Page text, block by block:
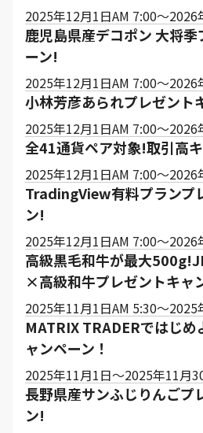
2025年12月1日AM 7:00～2026
鹿児島県産デコポン 大将
ーン!
2025年12月1日AM 7:00～2026
小林芳彦あられプレゼント
2025年12月1日AM 7:00～2026
全41通貨ペア対象!取引高
2025年12月1日AM 7:00～2026
TradingView有料プランプ
ン!
2025年12月1日AM 7:00～2026
高級黒毛和牛が最大
×高級和牛プレゼントキャ
2025年11月1日AM 5:30～
MATRIX TRADERではじ
ャンペーン！
2025年11月1日～2025年11月
長野県産サンふじりんごプ
ン!